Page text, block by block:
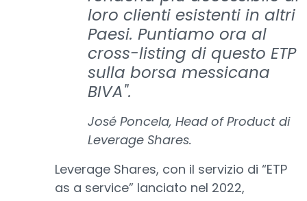
loro clienti esistenti in altri
Paesi. Puntiamo ora al
cross-listing di questo ETP
sulla borsa messicana
BIVA".
José Poncela, Head of Product di
Leverage Shares.
Leverage Shares, con il servizio di “ETP
as a service” lanciato nel 2022,